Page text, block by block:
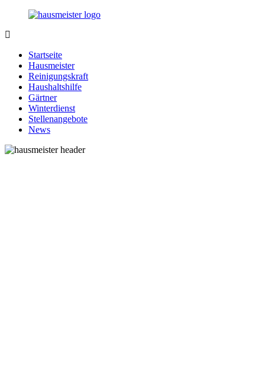
Zurück
Inhalt
Hausmeister.de
rund
Ihren
Haushalt
Startseite
Hausmeister
Reinigungskraft
Haushaltshilfe
Gärtner
Winterdienst
Stellenangebote
News